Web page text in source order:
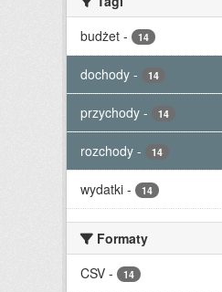
budżet - 14
dochody - 14
przychody - 14
rozchody - 14
wydatki - 14
Formaty
CSV - 14